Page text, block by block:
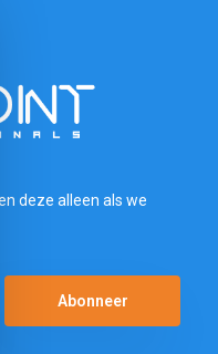
deze alleen als we
Abonneer